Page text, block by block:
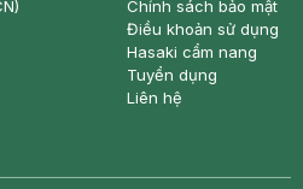
Chính sách bảo mật
Điều khoản sử dụng
Hasaki cẩm nang
Tuyển dụng
Liên hệ